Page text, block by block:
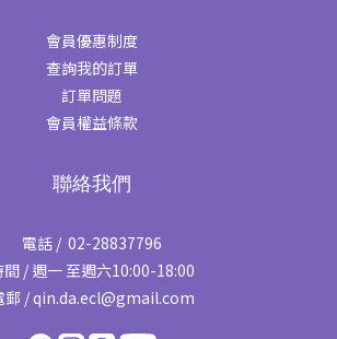
會員優惠制度
查詢我的訂單
訂單問題
會員權益條款
聯絡我們
電話 / 02-28837796
間 / 週一 至週六10:00-18:00
郵 / qin.da.ecl@gmail.com